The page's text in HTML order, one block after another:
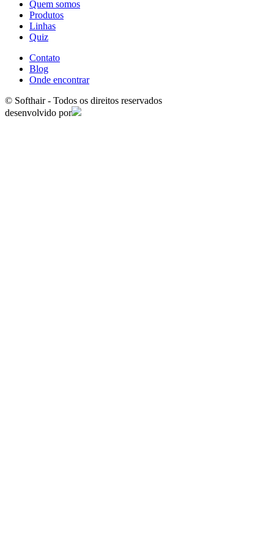
Quem somos
Produtos
Linhas
Quiz
Contato
Blog
Onde encontrar
© Softhair - Todos os direitos reservados
desenvolvido por